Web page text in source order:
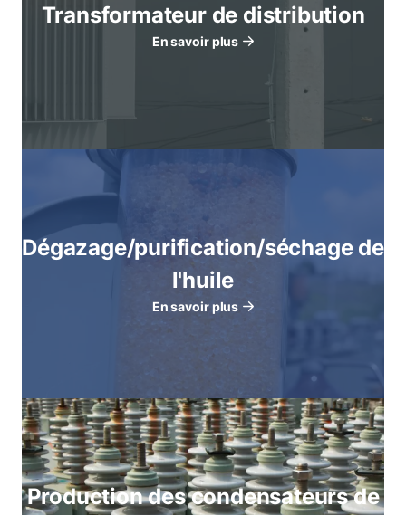
Transformateur de distribution
En savoir plus
Dégazage/purification/séchage de
l'huile
En savoir plus
Production des condensateurs de